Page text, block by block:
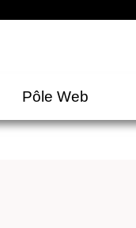
Pôle Web